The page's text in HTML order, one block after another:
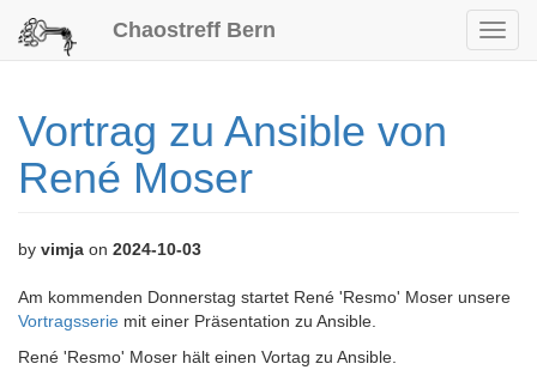
Chaostreff Bern
Vortrag zu Ansible von
René Moser
by vimja on 2024-10-03
Am kommenden Donnerstag startet René 'Resmo' Moser unsere
Vortragsserie mit einer Präsentation zu Ansible.
René 'Resmo' Moser hält einen Vortag zu Ansible.